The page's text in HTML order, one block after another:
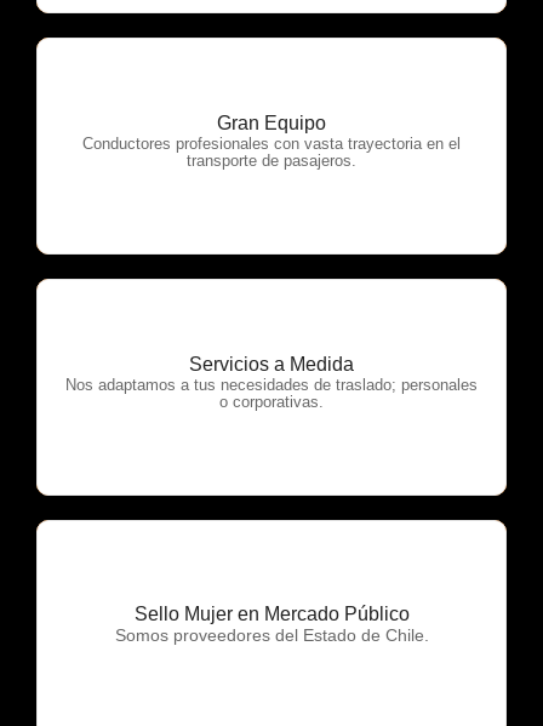
Gran Equipo
Conductores profesionales con vasta trayectoria en el
transporte de pasajeros.
OTP Servicios
Servicios a Medida
Nos adaptamos a tus necesidades de traslado; personales
o corporativas.
OTP Servicios
Sello Mujer en Mercado Público
Somos proveedores del Estado de Chile.
OTP Servicios